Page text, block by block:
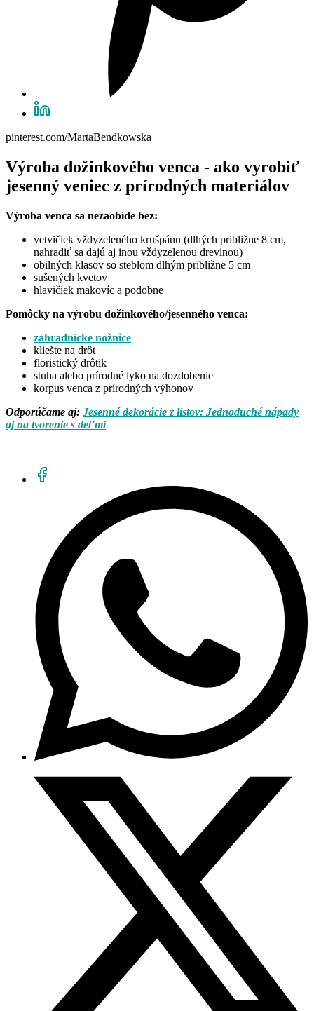
pinterest.com/MartaBendkowska
Výroba dožinkového venca - ako vyrobiť
jesenný veniec z prírodných materiálov
Výroba venca sa nezaobíde bez:
vetvičiek vždyzeleného krušpánu (dlhých približne 8 cm,
nahradiť sa dajú aj inou vždyzelenou drevinou)
obilných klasov so steblom dlhým približne 5 cm
sušených kvetov
hlavičiek makovíc a podobne
Pomôcky na výrobu dožinkového/jesenného venca:
záhradnícke nožnice
kliešte na drôt
floristický drôtik
stuha alebo prírodné lyko na dozdobenie
korpus venca z prírodných výhonov
Odporúčame aj: Jesenné dekorácie z listov: Jednoduché nápady
aj na tvorenie s deťmi